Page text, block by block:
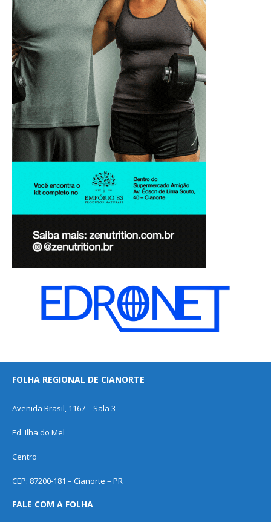
FOLHA REGIONAL DE CIANORTE
Avenida Brasil, 1167 – Sala 3
Ed. Ilha do Mel
Centro
CEP: 87200-181 – Cianorte – PR
FALE COM A FOLHA